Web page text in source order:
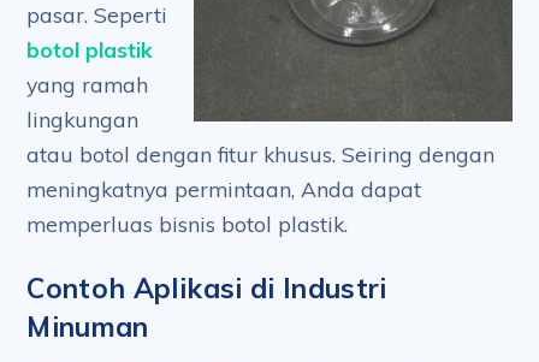
pasar. Seperti
botol plastik
yang ramah
lingkungan
atau botol dengan fitur khusus. Seiring dengan
meningkatnya permintaan, Anda dapat
memperluas bisnis botol plastik.
Contoh Aplikasi di Industri
Minuman